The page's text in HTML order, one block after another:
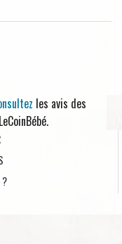
les avis des